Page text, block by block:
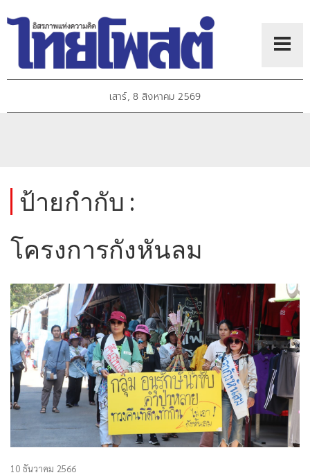
เสาร์, 8 สิงหาคม 2569
ป้ายกำกับ :
โครงการกังหันลม
10 ธันวาคม 2566